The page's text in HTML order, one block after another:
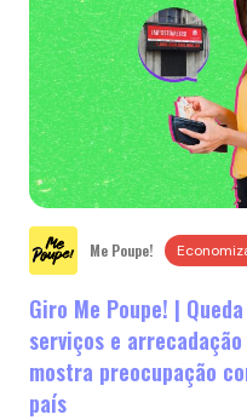
Me Poupe!
Giro Me Poupe! |
serviços e
mostra preocupação
país